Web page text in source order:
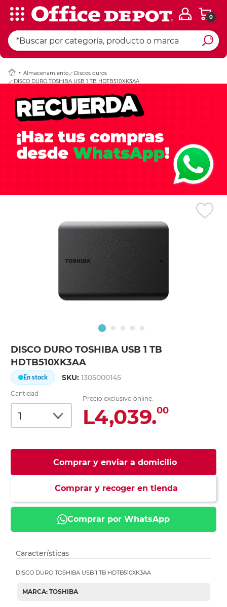
0
Almacenamiento
Discos duros
DISCO DURO TOSHIBA USB 1 TB HDTB510XK3AA
DISCO DURO TOSHIBA USB 1 TB
HDTB510XK3AA
En stock SKU:1305000145
Cantidad
Precio exclusivo online:
L4,039.00
Comprar y enviar a domicilio
Comprar y recoger en tienda
Comprar por WhatsApp
Ingresar Codigo
Características
DISCO DURO TOSHIBA USB 1 TB HDTB510XK3AA
MARCA: TOSHIBA